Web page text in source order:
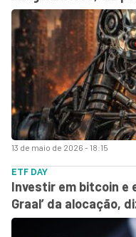
13 de maio de 2026 - 18:15
ETF DAY
Investir em bitcoin e
Graal’ da alocação,